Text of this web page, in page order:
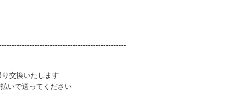
交換いたします
いで送ってください